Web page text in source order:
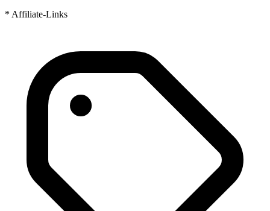
* Affiliate-Links